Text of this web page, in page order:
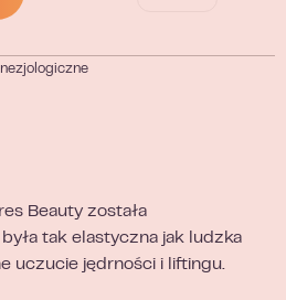
Beauty została
tak elastyczna jak ludzka
uczucie jędrności i liftingu.